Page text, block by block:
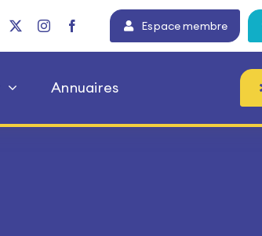
Espace membre
Annuaires